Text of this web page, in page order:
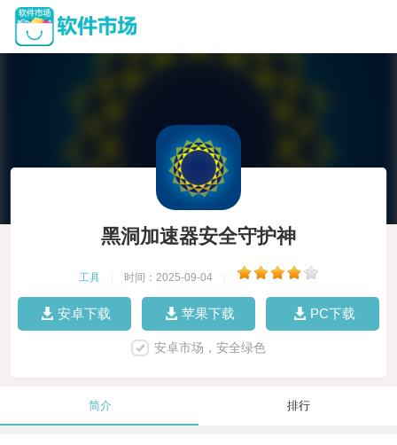
黑洞加速器安全守护神
工具 时间：2025-09-04
安卓下载 苹果下载 PC下载
安卓市场，安全绿色
简介 排行